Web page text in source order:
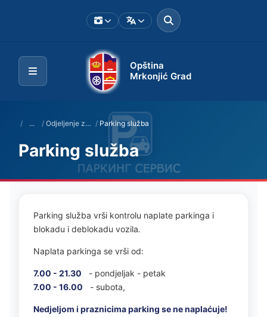
Opština
Mrkonjić Grad
/ ... / Odjeljenje za izgradnju grada i upravljanje imovinom / Parking služba
Parking služba
Parking služba vrši kontrolu naplate parkinga i
blokadu i deblokadu vozila.
Naplata parkinga se vrši od:
7.00 - 21.30 - pondjeljak - petak
7.00 - 16.00 - subota,
Nedjeljom i praznicima parking se ne naplaćuje!